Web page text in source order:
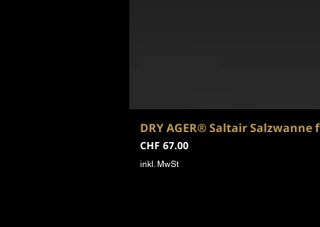
DRY AGER® Saltair Salzwanne
Preis
CHF 67.00
inkl. MwSt